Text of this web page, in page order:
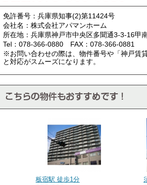
免許番号：兵庫県知事(2)第11424号
会社名：株式会社アパマンホーム
所在地：兵庫県神戸市中央区多聞通3-3-16甲
Tel：078-366-0880 FAX：078-366-0881
※お問い合わせの際は、物件番号や「神戸賃
と対応がスムーズになります。
板宿駅 徒歩1分